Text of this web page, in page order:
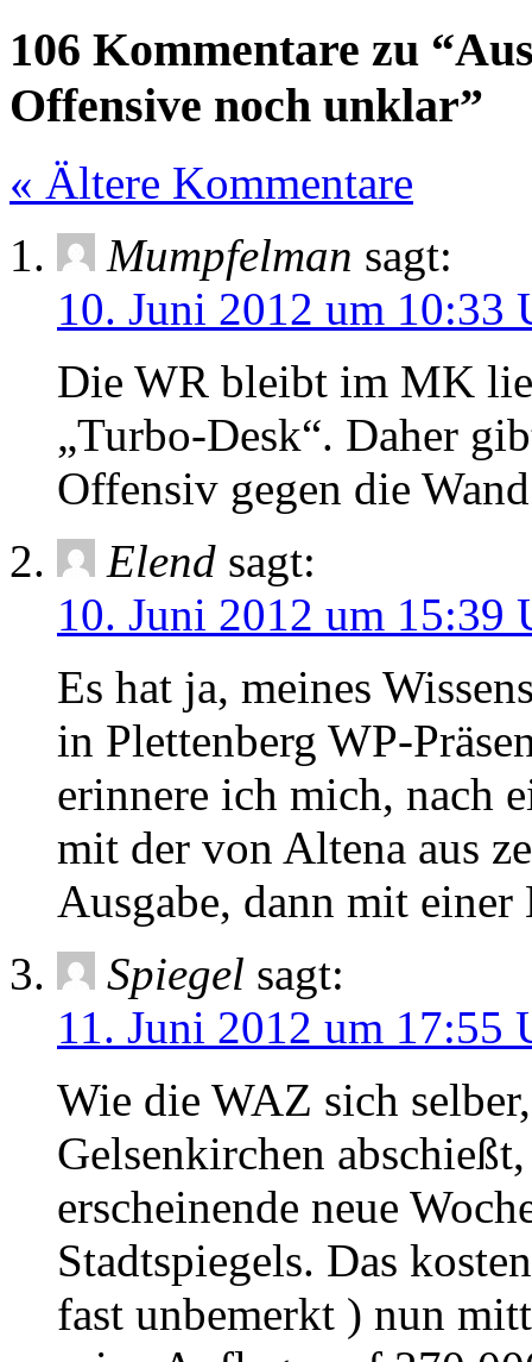
106 Kommentare zu
Offensive noch unklar”
« Ältere Kommentare
Mumpfelman sagt:
10. Juni 2012 um 10:33
Die WR bleibt im MK
„Turbo-Desk“. Daher
Offensiv gegen die
Elend sagt:
10. Juni 2012 um 15:39
Es hat ja, meines
in Plettenberg WP-
erinnere ich mich, nach
mit der von Altena aus
Ausgabe, dann mit
Spiegel sagt:
11. Juni 2012 um 17:55
Wie die WAZ sich
Gelsenkirchen
erscheinende neue
Stadtspiegels. Das
fast unbemerkt ) nun